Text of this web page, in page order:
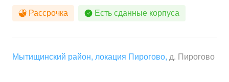
Рассрочка Есть сданные корпуса
Мытищинский район, локация Пирогово, д. Пирогово